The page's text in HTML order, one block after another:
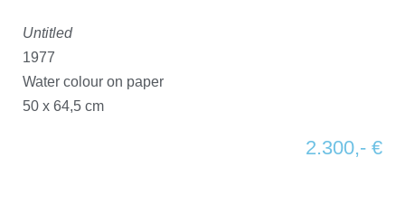
Untitled
1977
Water colour on paper
50 x 64,5 cm
2.300,- €